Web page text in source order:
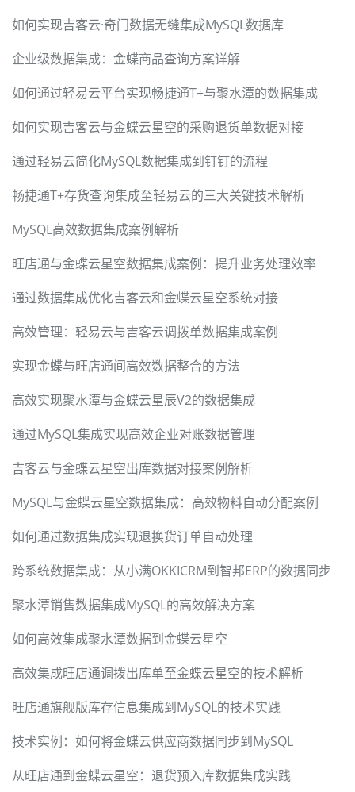
如何实现吉客云·奇门数据无缝集成MySQL数据库
企业级数据集成：金蝶商品查询方案详解
如何通过轻易云平台实现畅捷通T+与聚水潭的数据集成
如何实现吉客云与金蝶云星空的采购退货单数据对接
通过轻易云简化MySQL数据集成到钉钉的流程
畅捷通T+存货查询集成至轻易云的三大关键技术解析
MySQL高效数据集成案例解析
旺店通与金蝶云星空数据集成案例：提升业务处理效率
通过数据集成优化吉客云和金蝶云星空系统对接
高效管理：轻易云与吉客云调拨单数据集成案例
实现金蝶与旺店通间高效数据整合的方法
高效实现聚水潭与金蝶云星辰V2的数据集成
通过MySQL集成实现高效企业对账数据管理
吉客云与金蝶云星空出库数据对接案例解析
MySQL与金蝶云星空数据集成：高效物料自动分配案例
如何通过数据集成实现退换货订单自动处理
跨系统数据集成：从小满OKKICRM到智邦ERP的数据同步
聚水潭销售数据集成MySQL的高效解决方案
如何高效集成聚水潭数据到金蝶云星空
高效集成旺店通调拨出库单至金蝶云星空的技术解析
旺店通旗舰版库存信息集成到MySQL的技术实践
技术实例：如何将金蝶云供应商数据同步到MySQL
从旺店通到金蝶云星空：退货预入库数据集成实践